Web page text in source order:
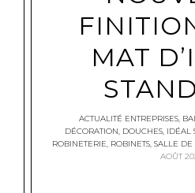
MAT
ACTUALITÉ ENTREPRISES,
DÉCORATION, DOUCHES, IDÉAL
ROBINETERIE, ROBINETS, SALLE DE
AOÛT